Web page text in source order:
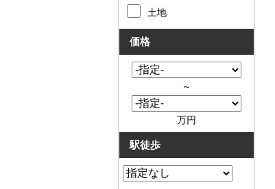
土地
価格
～
万円
駅徒歩